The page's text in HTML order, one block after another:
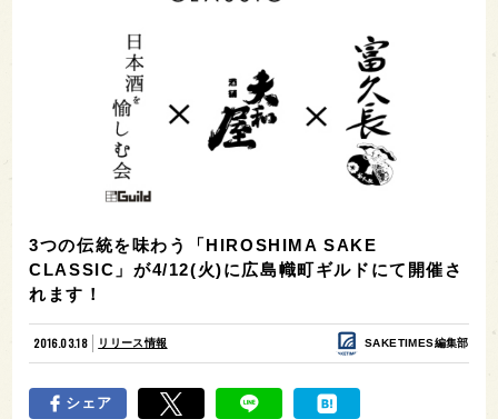
3つの伝統を味わう「HIROSHIMA SAKE
CLASSIC」が4/12(火)に広島幟町ギルドにて開催さ
れます！
2016.03.18 リリース情報 SAKETIMES編集部
シェア